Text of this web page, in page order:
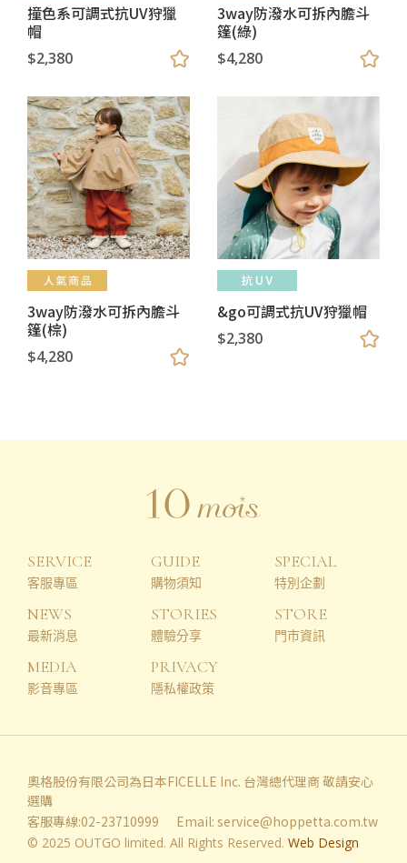
撞色系可調式抗UV狩獵
帽
$2,380
3way防潑水可拆內膽斗
篷(綠)
$4,280
3way防潑水可拆內膽斗
篷(棕)
$4,280
&go可調式抗UV狩獵帽
$2,380
SERVICE
客服專區
GUIDE
購物須知
SPECIAL
特別企劃
NEWS
最新消息
STORIES
體驗分享
STORE
門市資訊
MEDIA
影音專區
PRIVACY
隱私權政策
奧格股份有限公司為日本FICELLE Inc. 台灣總代理商 敬請安心
選購
客服專線:02-23710999
Email: service@hoppetta.com.tw
© 2025 OUTGO limited. All Rights Reserved. Web Design